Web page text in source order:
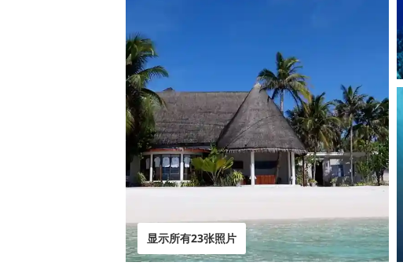
显示所有23张照片